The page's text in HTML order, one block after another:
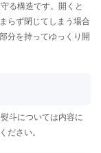
る構造です。開くと
らず閉じてしまう場合
分を持ってゆっくり開
斗については内容に
ださい。